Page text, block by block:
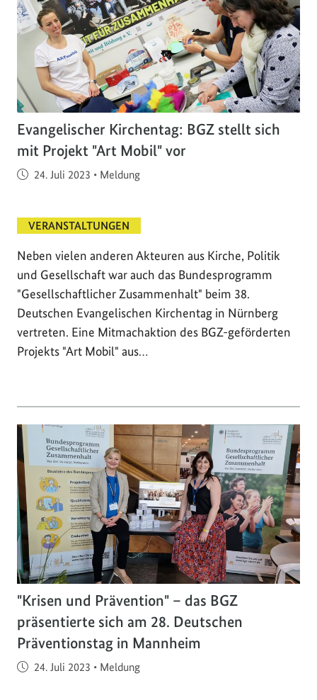
Evangelischer Kirchentag: BGZ stellt sich
mit Projekt "Art Mobil" vor
Veröffentlicht am
24. Juli 2023 • Meldung
VERANSTALTUNGEN
Neben vielen anderen Akteuren aus Kirche, Politik
und Gesellschaft war auch das Bundesprogramm
"Gesellschaftlicher Zusammenhalt" beim 38.
Deutschen Evangelischen Kirchentag in Nürnberg
vertreten. Eine Mitmachaktion des BGZ-geförderten
Projekts "Art Mobil" aus…
"Krisen und Prävention" – das BGZ
präsentierte sich am 28. Deutschen
Präventionstag in Mannheim
Veröffentlicht am
24. Juli 2023 • Meldung